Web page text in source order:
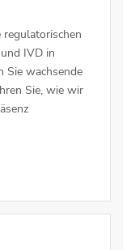
regulatorischen
IVD in
Sie wachsende
Sie, wie wir